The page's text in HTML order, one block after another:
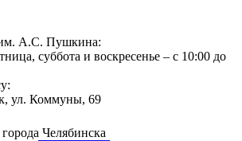
А.С. Пушкина:
суббота и воскресенье – с 10:00 до
ул. Коммуны, 69
Челябинска